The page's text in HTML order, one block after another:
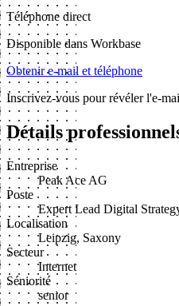
Téléphone direct
Disponible dans Workbase
Obtenir e-mail et téléphone
Inscrivez-vous pour révéler l'e-
Détails
Entreprise
Peak Ace AG
Poste
Expert Lead Digital
Localisation
Leipzig, Saxony
Secteur
Internet
Séniorité
senior